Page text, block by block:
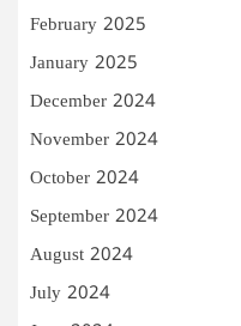
February 2025
January 2025
December 2024
November 2024
October 2024
September 2024
August 2024
July 2024